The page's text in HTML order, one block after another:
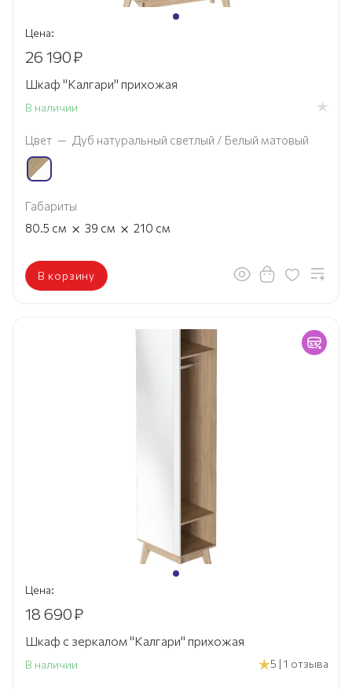
Цена:
26 190₽
Шкаф "Калгари" прихожая
В наличии
Цвет — Дуб натуральный светлый / Белый матовый
Габариты
80.5 см × 39 см × 210 см
В корзину
Цена:
18 690₽
Шкаф с зеркалом "Калгари" прихожая
В наличии 5 | 1 отзыва